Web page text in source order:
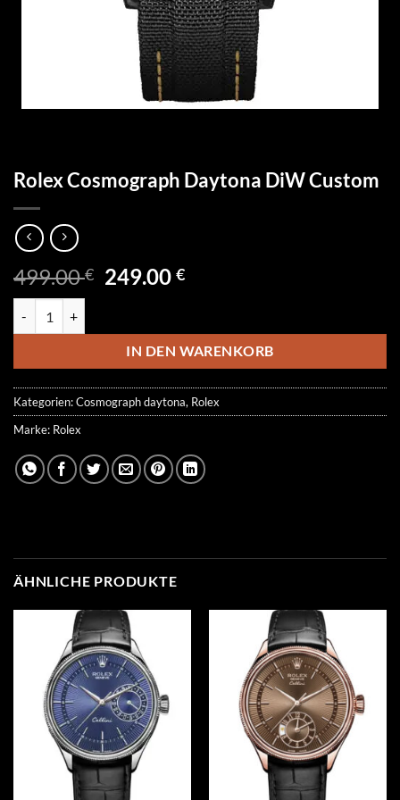
Rolex Cosmograph Daytona DiW Custom
499.00€ Ursprünglicher
499.00 €
249.00€Aktueller
249.00 €.
IN DEN WARENKORB
Kategorien:Cosmograph daytona, Rolex
Marke: Rolex
ÄHNLICHE PRODUKTE